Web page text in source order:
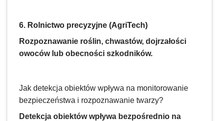
6. Rolnictwo precyzyjne (AgriTech)
Rozpoznawanie roślin, chwastów, dojrzałości
owoców lub obecności szkodników.
Jak detekcja obiektów wpływa na monitorowanie
bezpieczeństwa i rozpoznawanie twarzy?
Detekcja obiektów wpływa bezpośrednio na